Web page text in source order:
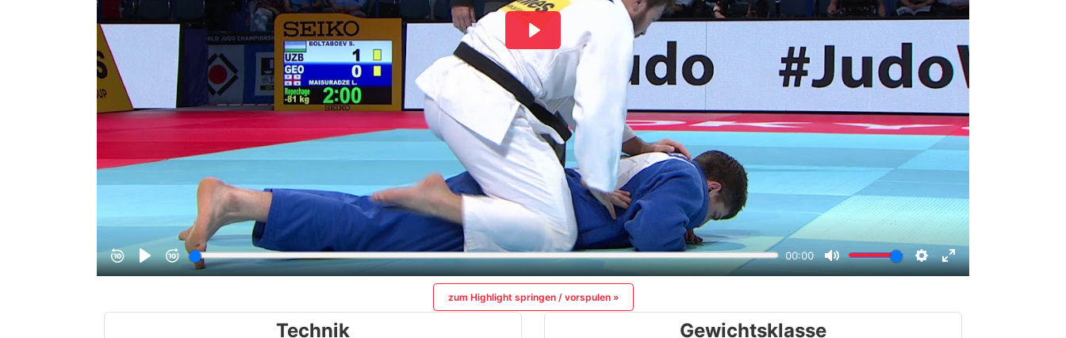
zum Highlight springen / vorspulen »
Technik Gewichtsklasse